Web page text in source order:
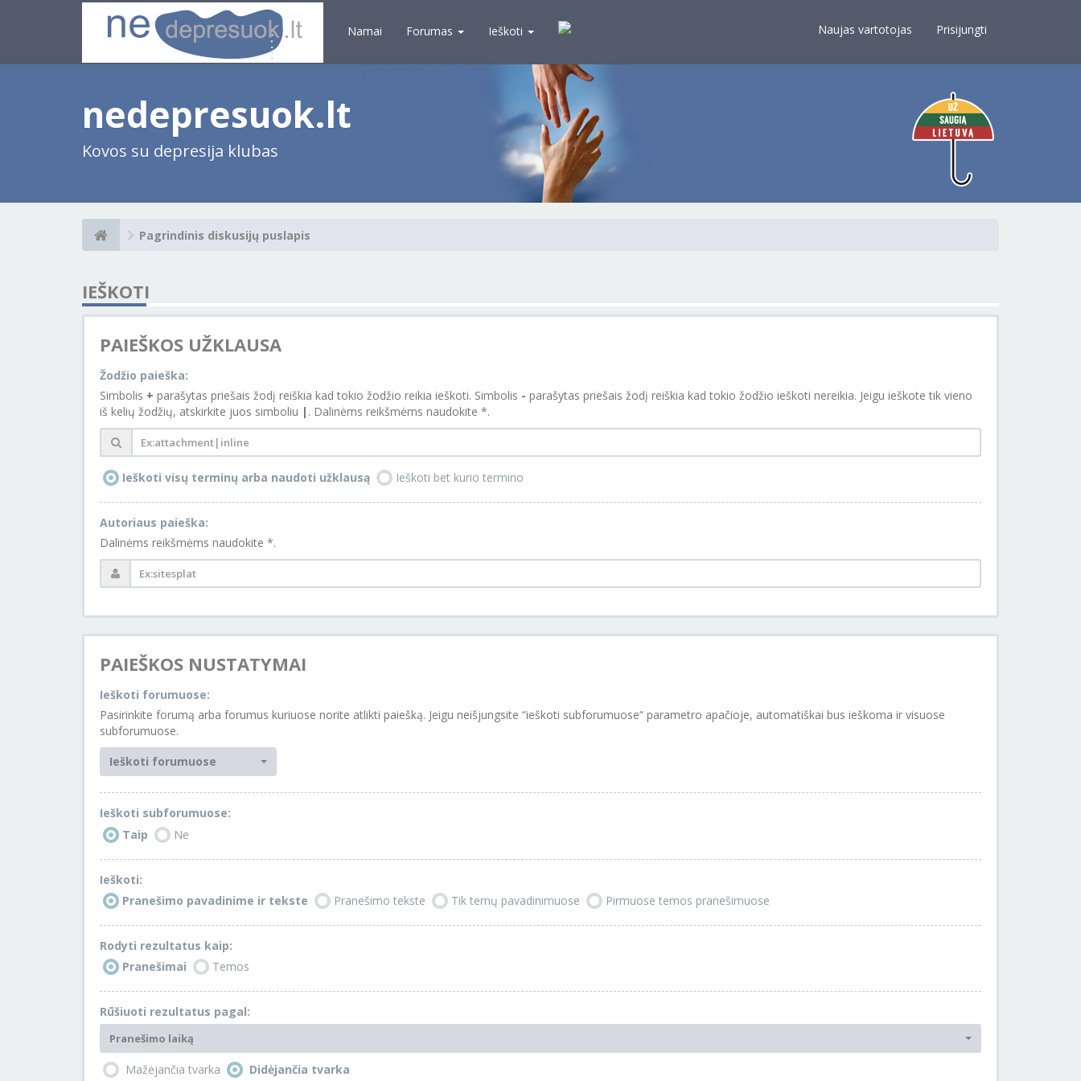
Namai Forumas Ieškoti Naujas vartotojas Prisijungti
nedepresuok.lt
Kovos su depresija klubas
Pagrindinis diskusijų puslapis
IEŠKOTI
PAIEŠKOS UŽKLAUSA
Žodžio paieška:
Simbolis + parašytas priešais žodį reiškia kad tokio žodžio reikia ieškoti. Simbolis - parašytas priešais žodį reiškia kad tokio žodžio ieškoti nereikia. Jeigu ieškote tik vieno
iš kelių žodžių, atskirkite juos simboliu | . Dalinėms reikšmėms naudokite *.
Ieškoti visų terminų arba naudoti užklausą Ieškoti bet kurio termino
Autoriaus paieška:
Dalinėms reikšmėms naudokite *.
PAIEŠKOS NUSTATYMAI
Ieškoti forumuose:
Pasirinkite forumą arba forumus kuriuose norite atlikti paiešką. Jeigu neišjungsite “ieškoti subforumuose“ parametro apačioje, automatiškai bus ieškoma ir visuose
subforumuose.
Ieškoti forumuose
Ieškoti subforumuose:
Taip
Ne
Ieškoti:
Pranešimo pavadinime ir tekste
Pranešimo tekste Tik temų pavadinimuose Pirmuose temos pranešimuose
Rodyti rezultatus kaip:
Pranešimai
Temos
Rūšiuoti rezultatus pagal:
Pranešimo laiką
Mažėjančia tvarka Didėjančia tvarka